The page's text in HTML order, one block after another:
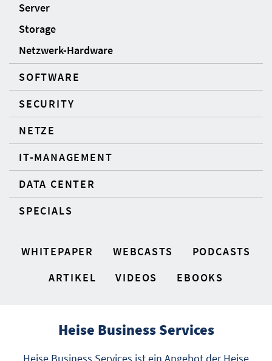
Server
Storage
Netzwerk-Hardware
SOFTWARE
SECURITY
NETZE
IT-MANAGEMENT
DATA CENTER
SPECIALS
WHITEPAPER WEBCASTS
PODCASTS
ARTIKEL
VIDEOS EBOOKS
Heise Business Services